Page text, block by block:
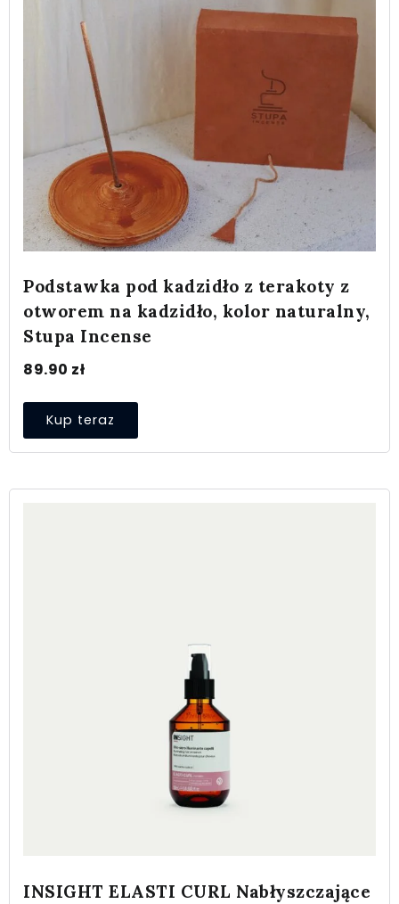
Podstawka pod kadzidło z terakoty z
otworem na kadzidło, kolor naturalny,
Stupa Incense
89.90 zł
Kup teraz
INSIGHT ELASTI CURL Nabłyszczające